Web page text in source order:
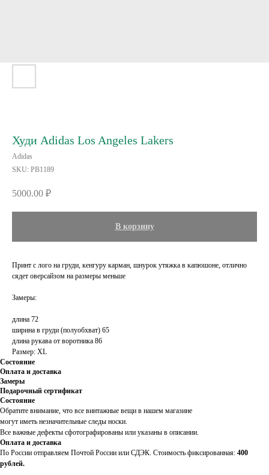
Худи Adidas Los Angeles Lakers
Adidas
SKU: PB1189
5000.00 ₽
В корзину
Принт с лого на груди, кенгуру карман, шнурок утяжка в капюшоне, отлично
сядет оверсайзом на размеры меньше
Замеры:
длина 72
ширина в груди (полуобхват) 65
длина рукава от воротника 86
Размер: XL
Состояние
Оплата и доставка
Замеры
Подарочный сертификат
Состояние
Обратите внимание, что все винтажные вещи в нашем магазине
могут иметь незначительные следы носки.
Все важные дефекты сфотографированы или указаны в описании.
Оплата и доставка
По России отправляем Почтой России или СДЭК. Стоимость фиксированная: 400
рублей.